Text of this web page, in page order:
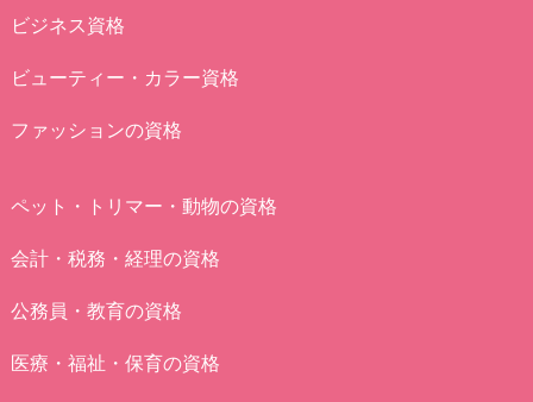
ビジネス資格
ビューティー・カラー資格
ファッションの資格
ペット・トリマー・動物の資格
会計・税務・経理の資格
公務員・教育の資格
医療・福祉・保育の資格